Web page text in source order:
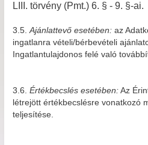
LIII. törvény (Pmt.) 6. § - 9. §-ai.
3.5.Ajánlattevő esetében: az
ingatlanra vételi/bérbevételi
Ingatlantulajdonos felé való
3.6. Értékbecslés esetében:Az
létrejött értékbecslésre vonatkozó
teljesítése.